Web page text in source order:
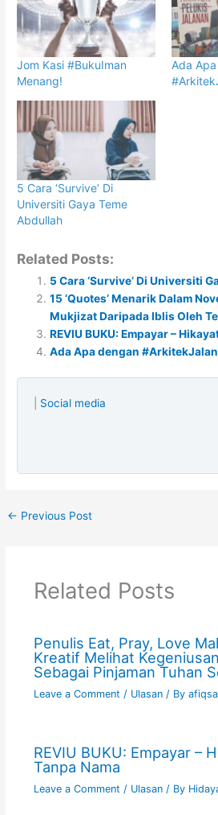
Jom Kasi #BukuIman
Menang!
Ada
5 Cara ‘Survive’ Di
Universiti Gaya Teme
Abdullah
Related Posts:
5 Cara ‘Survive’ Di Universiti
15 ‘Quotes’ Menarik Dalam
Mukjizat Daripada Iblis Oleh
REVIU BUKU: Empayar –
Ada Apa dengan
Social media
← Previous Post
Related Posts
Penulis Eat, Pray, Love
Kreatif Melihat
Sebagai Pinjaman Tuhan
Leave a Comment / Ulasan/ By
REVIU BUKU: Empayar –
Tanpa Nama
Leave a Comment / Ulasan/ By